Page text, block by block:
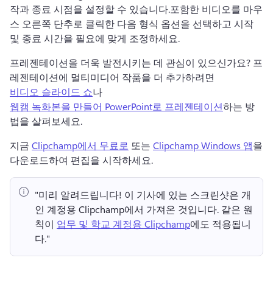
작과 종료 시점을 설정할 수 있습니다.포함한 비디오를 마우
스 오른쪽 단추로 클릭한 다음 형식 옵션을 선택하고 시작
및 종료 시간을 필요에 맞게 조정하세요.
프레젠테이션을 더욱 발전시키는 데 관심이 있으신가요? 프
레젠테이션에 멀티미디어 작품을 더 추가하려면
비디오 슬라이드 쇼나
웹캠 녹화본을 만들어 PowerPoint로 프레젠테이션하는 방
법을 살펴보세요.
지금 Clipchamp에서 무료로 또는 Clipchamp Windows 앱을
다운로드하여 편집을 시작하세요.
"미리 알려드립니다! 이 기사에 있는 스크린샷은 개
인 계정용 Clipchamp에서 가져온 것입니다. 같은 원
칙이 업무 및 학교 계정용 Clipchamp에도 적용됩니
다."